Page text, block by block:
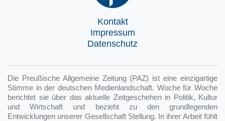
Kontakt
Impressum
Datenschutz
Die Preußische Allgemeine Zeitung (PAZ) ist eine einzigartige
Stimme in der deutschen Medienlandschaft. Woche für Woche
berichtet sie über das aktuelle Zeitgeschehen in Politik, Kultur
und Wirtschaft und bezieht zu den grundlegenden
Entwicklungen unserer Gesellschaft Stellung. In ihrer Arbeit fühlt